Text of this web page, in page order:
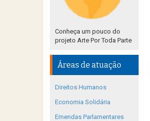
Conheça um pouco do
projeto Arte Por Toda Parte
Áreas de atuação
Direitos Humanos
Economia Solidária
Emendas Parlamentares